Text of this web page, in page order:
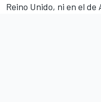
Reino Unido, ni en el de